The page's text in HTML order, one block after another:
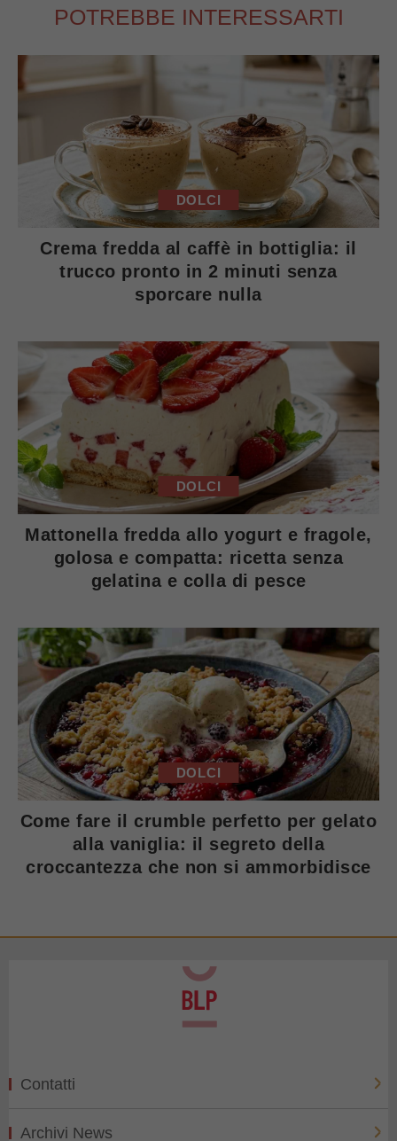
POTREBBE INTERESSARTI
DOLCI
Crema fredda al caffè in bottiglia: il
trucco pronto in 2 minuti senza
sporcare nulla
DOLCI
Mattonella fredda allo yogurt e fragole,
golosa e compatta: ricetta senza
gelatina e colla di pesce
DOLCI
Come fare il crumble perfetto per gelato
alla vaniglia: il segreto della
croccantezza che non si ammorbidisce
Contatti
Archivi News